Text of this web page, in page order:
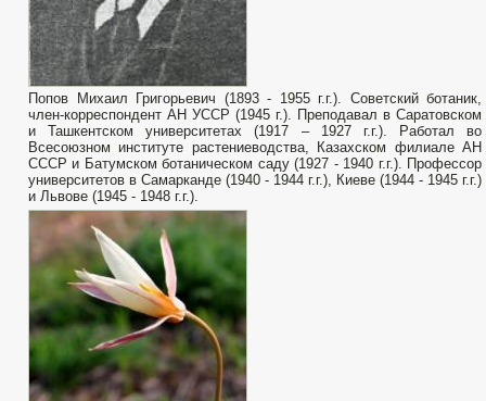
Попов Михаил Григорьевич (1893 - 1955 г.г.). Советский ботаник,
член-корреспондент АН УССР (1945 г.). Преподавал в Саратовском
и Ташкентском университетах (1917 – 1927 г.г.). Работал во
Всесоюзном институте растениеводства, Казахском филиале АН
СССР и Батумском ботаническом саду (1927 - 1940 г.г.). Профессор
университетов в Самарканде (1940 - 1944 г.г.), Киеве (1944 - 1945 г.г.)
и Львове (1945 - 1948 г.г.).